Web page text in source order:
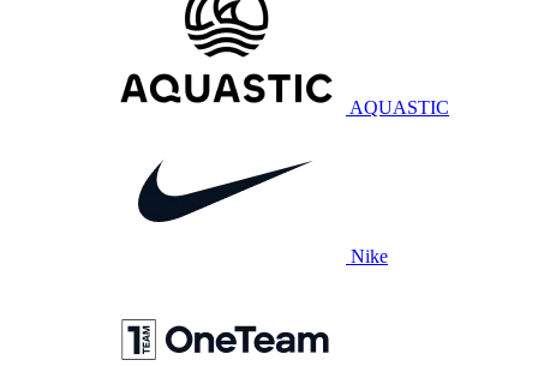
AQUASTIC
Nike